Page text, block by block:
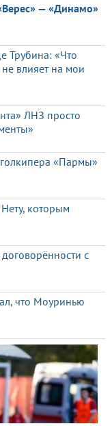
— «Динамо»
Трубина: «Что
влияет на мои
ЛНЗ просто
«Пармы»
которым
с
что Моуринью